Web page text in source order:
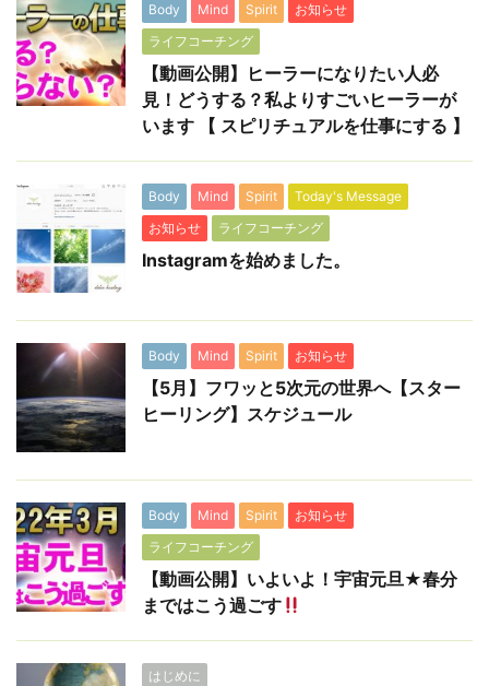
Body Mind Spirit
お知らせ
ライフコーチング
【動画公開】ヒーラーになりたい人必
見！どうする？私よりすごいヒーラーが
います 【 スピリチュアルを仕事にする 】
Body Mind Spirit
Today's Message
お知らせ
ライフコーチング
Instagramを始めました。
Body Mind Spirit お知らせ
【5月】フワッと5次元の世界へ【スター
ヒーリング】スケジュール
Body Mind Spirit
お知らせ
ライフコーチング
【動画公開】いよいよ！宇宙元旦★春分
まではこう過ごす
はじめに